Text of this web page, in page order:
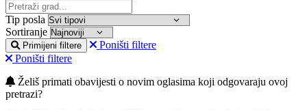
Tip posla
Sortiranje
Primijeni filtere
Poništi filtere
Poništi filtere
Želiš primati obavijesti o novim oglasima koji odgovaraju ovoj
pretrazi?